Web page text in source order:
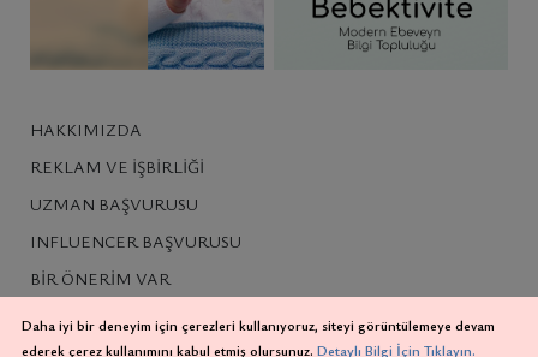
HAKKIMIZDA
REKLAM VE İŞBIRLIĞI
UZMAN BAŞVURUSU
INFLUENCER BAŞVURUSU
BIR ÖNERIM VAR
ÇEREZLER
Daha iyi bir deneyim için çerezleri kullanıyoruz, siteyi görüntülemeye devam
ederek çerez kullanımını kabul etmiş olursunuz. Detaylı Bilgi İçin Tıklayın.